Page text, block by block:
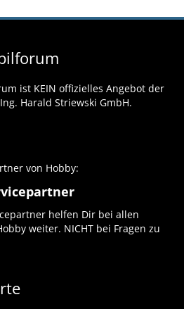
ist KEIN offizielles Angebot der
Harald Striewski GmbH.
von Hobby:
helfen Dir bei allen
weiter. NICHT bei Fragen zu